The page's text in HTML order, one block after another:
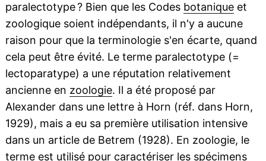
paralectotype ? Bien que les Codes botaniqueet
zoologique soient indépendants, il n'y a aucune
raison pour que la terminologie s'en écarte, quand
cela peut être évité. Le terme paralectotype (=
lectoparatype) a une réputation relativement
ancienne en zoologie. Il a été proposé par
Alexander dans une lettre à Horn (réf. dans Horn,
1929), mais a eu sa première utilisation intensive
dans un article de Betrem (1928). En zoologie, le
terme est utilisé pour caractériser les spécimens